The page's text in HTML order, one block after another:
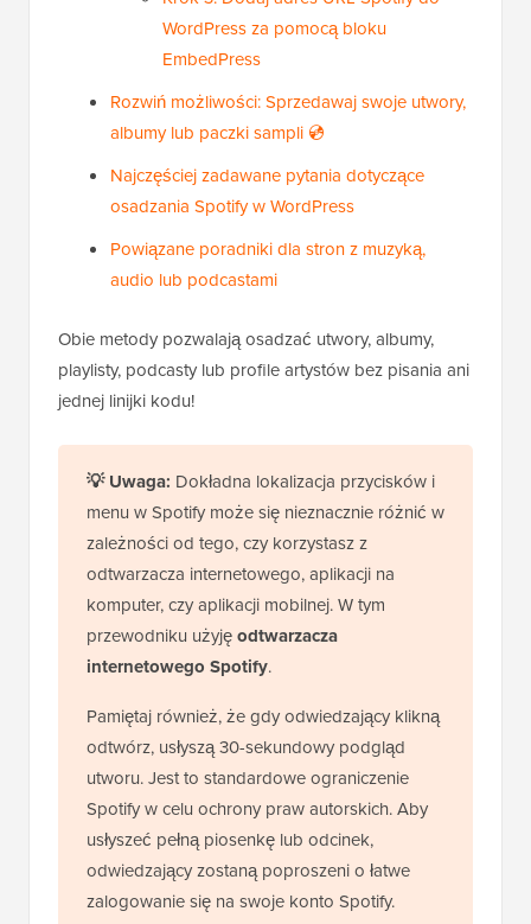
WordPress za pomocą bloku
EmbedPress
Rozwiń możliwości: Sprzedawaj swoje utwory,
albumy lub paczki sampli 💿
Najczęściej zadawane pytania dotyczące
osadzania Spotify w WordPress
Powiązane poradniki dla stron z muzyką,
audio lub podcastami
Obie metody pozwalają osadzać utwory, albumy,
playlisty, podcasty lub profile artystów bez pisania ani
jednej linijki kodu!
💡 Uwaga: Dokładna lokalizacja przycisków i
menu w Spotify może się nieznacznie różnić w
zależności od tego, czy korzystasz z
odtwarzacza internetowego, aplikacji na
komputer, czy aplikacji mobilnej. W tym
przewodniku użyjęodtwarzacza
internetowego Spotify.
Pamiętaj również, że gdy odwiedzający klikną
odtwórz, usłyszą 30-sekundowy podgląd
utworu. Jest to standardowe ograniczenie
Spotify w celu ochrony praw autorskich. Aby
usłyszeć pełną piosenkę lub odcinek,
odwiedzający zostaną poproszeni o łatwe
zalogowanie się na swoje konto Spotify.